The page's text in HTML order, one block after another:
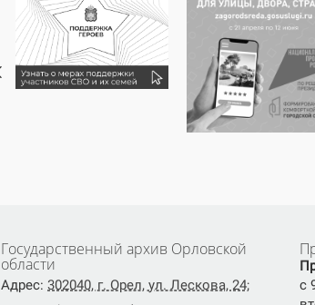
Государственный архив Орловской
области
Адрес: 302040, г. Орел, ул. Лескова, 24;
с